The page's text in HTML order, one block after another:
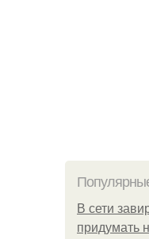
В сети
придумать